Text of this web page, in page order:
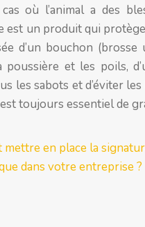
où l’animal a des
est un produit qui
d’un bouchon
poussière et les poils,
les sabots et d’éviter
toujours essentiel de
mettre en place la
dans votre entreprise ?